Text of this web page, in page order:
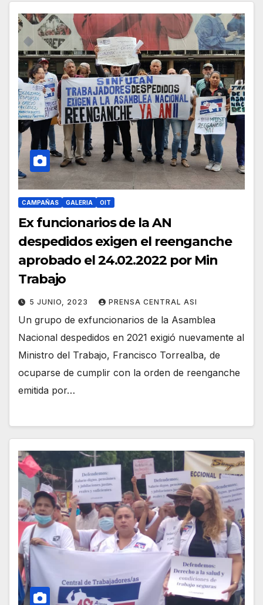
CAMPAÑAS GALERIA OIT
Ex funcionarios de la AN
despedidos exigen el reenganche
aprobado el 24.02.2022 por Min
Trabajo
5 JUNIO, 2023 PRENSA CENTRAL ASI
Un grupo de exfuncionarios de la Asamblea
Nacional despedidos en 2021 exigió nuevamente al
Ministro del Trabajo, Francisco Torrealba, de
ocuparse de cumplir con la orden de reenganche
emitida por…